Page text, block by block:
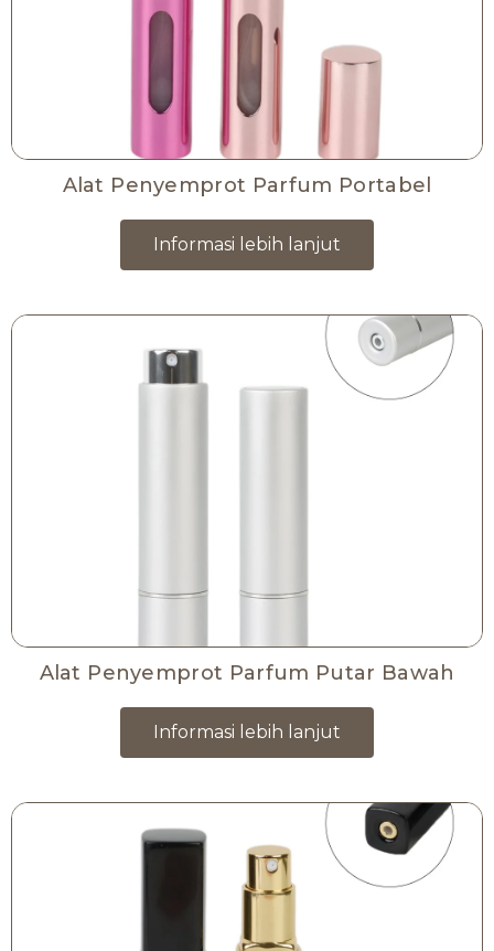
Alat Penyemprot Parfum Portabel
Informasi lebih lanjut
Alat Penyemprot Parfum Putar Bawah
Informasi lebih lanjut